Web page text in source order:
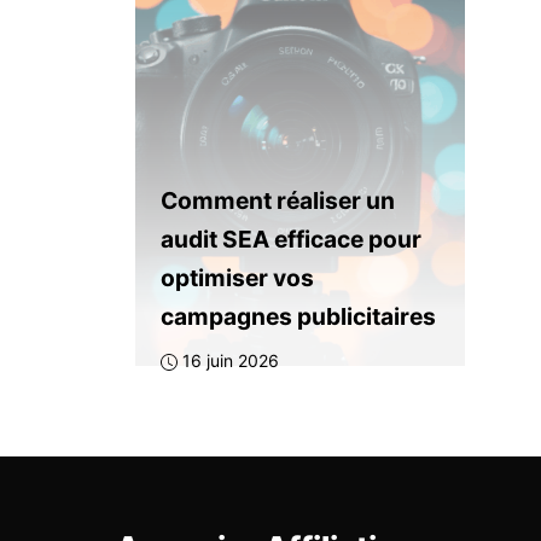
Comment réaliser un
audit SEA efficace pour
optimiser vos
campagnes publicitaires
16 juin 2026